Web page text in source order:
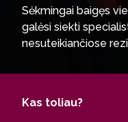
Sėkmingai baigęs
galėsi siekti
nesuteikiančiose
apie 95 proc.
srities mokslinius
įstaigose, socialinės
Kas toliau?